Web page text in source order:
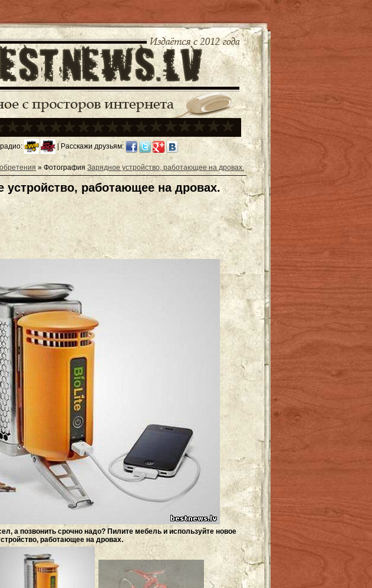
| Расскажи друзьям:
» Фотография Зарядное устройство, работающее на дровах.
работающее на дровах.
а позвонить срочно надо? Пилите мебель и используйте новое
работающее на дровах.